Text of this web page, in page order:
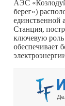
АЭС
берег»)
единственной
Станция,
ключевую
обеспечивает